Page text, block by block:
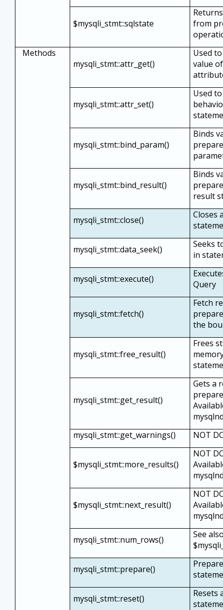
$mysqli_stmt::sqlstate
from
Methods
mysqli_stmt::attr_get()
Used
value
mysqli_stmt::attr_set()
Used
mysqli_stmt::bind_param()
Binds
mysqli_stmt::bind_result()
Binds
result
mysqli_stmt::close()
Closes
mysqli_stmt::data_seek()
Seeks
in
mysqli_stmt::execute()
Query
mysqli_stmt::fetch()
Fetch
the
mysqli_stmt::free_result()
Frees
mysqli_stmt::get_result()
Gets a
mysqli_stmt::get_warnings()
NOT
$mysqli_stmt::more_results()
NOT
$mysqli_stmt::next_result()
NOT
mysqli_stmt::num_rows()
See
mysqli_stmt::prepare()
mysqli_stmt::reset()
Resets